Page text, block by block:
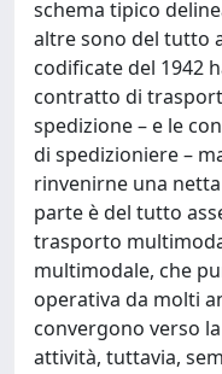
schema tipico
altre sono del tutto
codificate del 1942
contratto di
spedizione – e le
di spedizioniere –
rinvenirne una
parte è del tutto
trasporto
multimodale, che
operativa da molti
convergono verso
attività, tuttavia,